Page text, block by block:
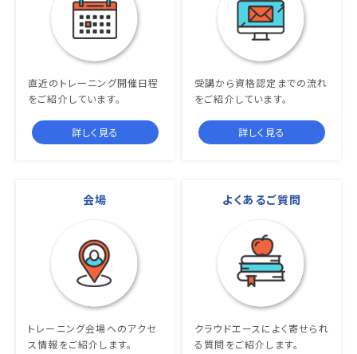
直近のトレーニング開催日程
をご紹介しています。
詳しく見る
受講から資格認定までの流れ
をご紹介しています。
詳しく見る
会場
トレーニング会場へのアクセ
ス情報をご紹介します。
よくあるご質問
クラウドエースによく寄せられ
る質問をご紹介します。